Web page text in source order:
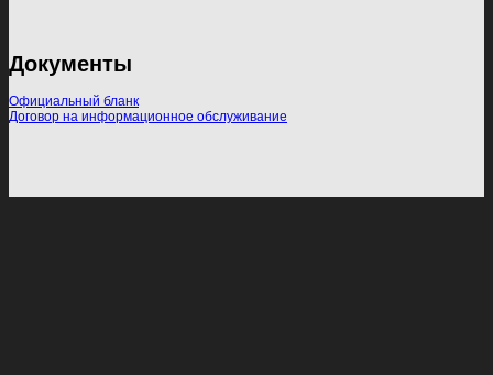
Документы
Официальный бланк
Договор на информационное обслуживание